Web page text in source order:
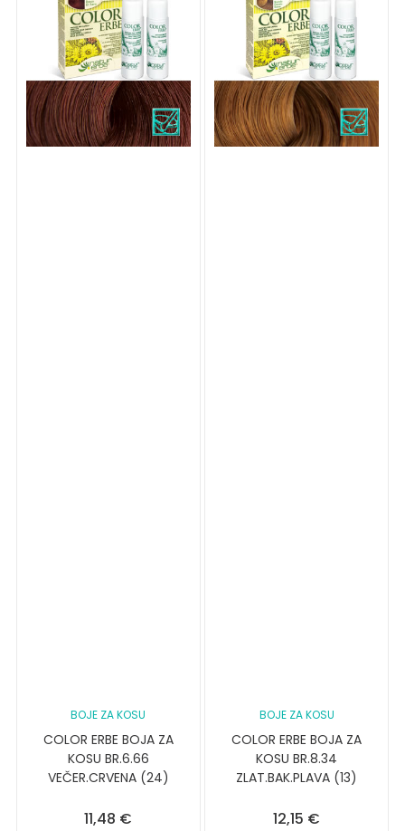
BOJE ZA KOSU
COLOR ERBE BOJA ZA
KOSU BR.6.66
VEČER.CRVENA (24)
11,48 €
BOJE ZA KOSU
COLOR ERBE BOJA ZA
KOSU BR.8.34
ZLAT.BAK.PLAVA (13)
12,15 €